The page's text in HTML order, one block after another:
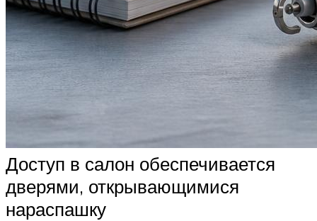
Доступ в салон обеспечивается
дверями, открывающимися
нараспашку